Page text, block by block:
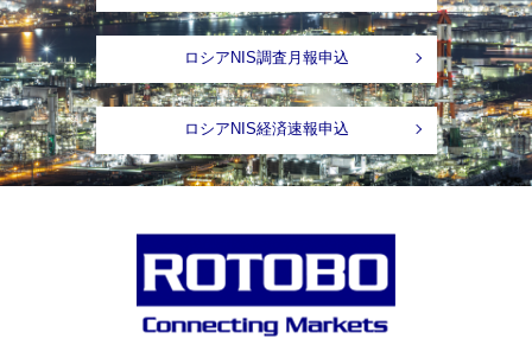
ロシアNIS調査月報申込
ロシアNIS経済速報申込